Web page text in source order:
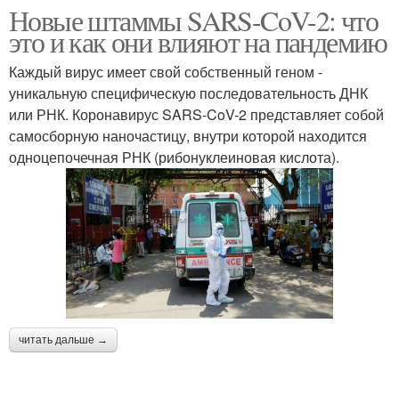
Новые штаммы SARS-CoV-2: что
это и как они влияют на пандемию
Каждый вирус имеет свой собственный геном -
уникальную специфическую последовательность ДНК
или РНК. Коронавирус SARS-CoV-2 представляет собой
самосборную наночастицу, внутри которой находится
одноцепочечная РНК (рибонуклеиновая кислота).
читать дальше →